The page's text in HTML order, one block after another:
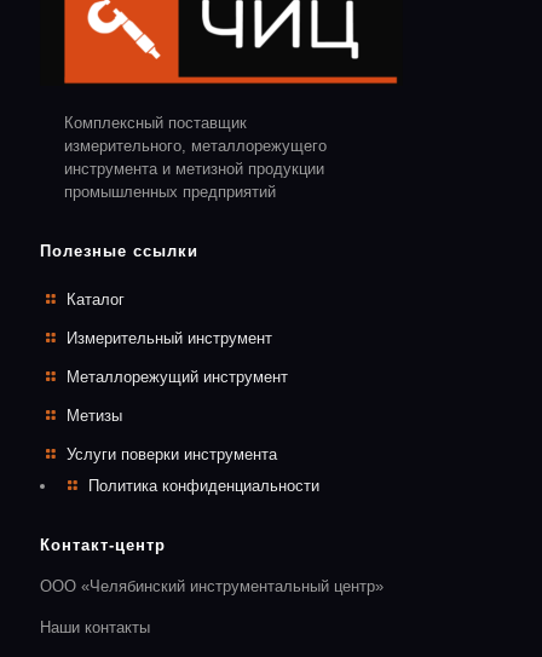
Комплексный поставщик
измерительного, металлорежущего
инструмента и метизной продукции
промышленных предприятий
Полезные ссылки
Каталог
Измерительный инструмент
Металлорежущий инструмент
Метизы
Услуги поверки инструмента
Политика конфиденциальности
Контакт-центр
ООО «Челябинский инструментальный центр»
Наши контакты